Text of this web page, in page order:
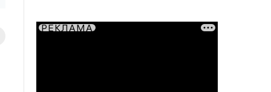
РЕКЛАМА